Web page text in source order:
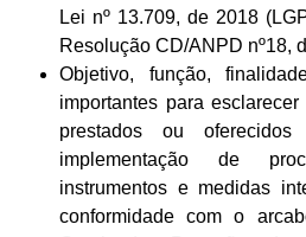
Lei nº 13.709, de 2018
Resolução CD/ANPD nº18,
Objetivo, função,
importantes para
prestados ou
implementação de
instrumentos e medidas
conformidade com o